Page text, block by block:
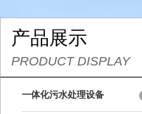
产品展示
PRODUCT DISPLAY
一体化污水处理设备